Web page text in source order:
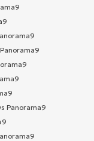
Panorama9